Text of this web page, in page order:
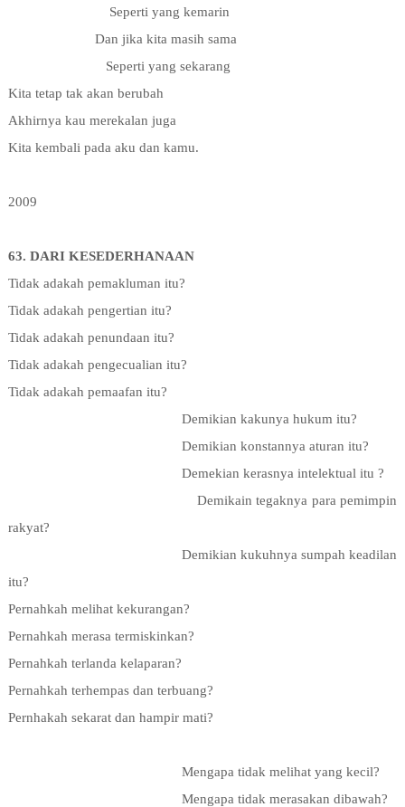
Seperti yang kemarin
Dan jika kita masih sama
Seperti yang sekarang
Kita tetap tak akan berubah
Akhirnya kau merekalan juga
Kita kembali pada aku dan kamu.
2009
63. DARI KESEDERHANAAN
Tidak adakah pemakluman itu?
Tidak adakah pengertian itu?
Tidak adakah penundaan itu?
Tidak adakah pengecualian itu?
Tidak adakah pemaafan itu?
Demikian kakunya hukum itu?
Demikian konstannya aturan itu?
Demekian kerasnya intelektual itu ?
Demikain tegaknya para pemimpin
rakyat?
Demikian kukuhnya sumpah keadilan
itu?
Pernahkah melihat kekurangan?
Pernahkah merasa termiskinkan?
Pernahkah terlanda kelaparan?
Pernahkah terhempas dan terbuang?
Pernhakah sekarat dan hampir mati?
Mengapa tidak melihat yang kecil?
Mengapa tidak merasakan dibawah?